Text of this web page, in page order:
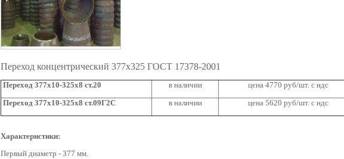
Переход концентрический 377х325 ГОСТ 17378-2001
Переход 377х10-325х8 ст.20 в наличии
цена 4770 руб/шт. с ндс
Переход 377х10-325х8 ст.09Г2С
в наличии цена 5620 руб/шт. с ндс
Характеристики:
Первый диаметр - 377 мм.